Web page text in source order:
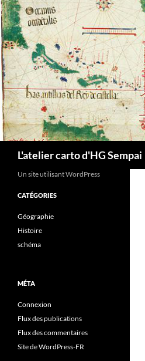
Aller
au
contenu
L'atelier carto d'HG Sempai
Un site utilisant WordPress
CATÉGORIES
Géographie
Histoire
schéma
MÉTA
Connexion
Flux des publications
Flux des commentaires
Site de WordPress-FR